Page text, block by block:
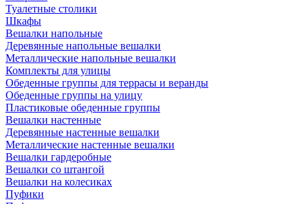
Туалетные столики
Шкафы
Вешалки напольные
Деревянные напольные вешалки
Металлические напольные вешалки
Комплекты для улицы
Обеденные группы для террасы и веранды
Обеденные группы на улицу
Пластиковые обеденные группы
Вешалки настенные
Деревянные настенные вешалки
Металлические настенные вешалки
Вешалки гардеробные
Вешалки со штангой
Вешалки на колесиках
Пуфики